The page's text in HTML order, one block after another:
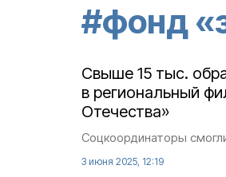
#фонд
Свыше 15 тыс.
в региональный
Отечества»
Соцкоординаторы
3 июня 2025, 12:19